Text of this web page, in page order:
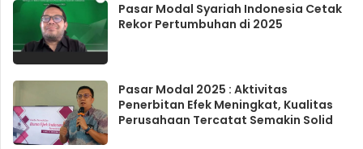
Pasar Modal Syariah Indonesia Cetak
Rekor Pertumbuhan di 2025
Pasar Modal 2025 : Aktivitas
Penerbitan Efek Meningkat, Kualitas
Perusahaan Tercatat Semakin Solid